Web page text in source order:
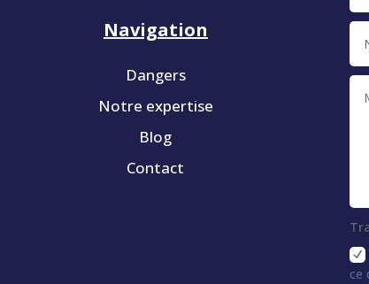
Navigation
Dangers
Notre expertise
Blog
Contact
ce